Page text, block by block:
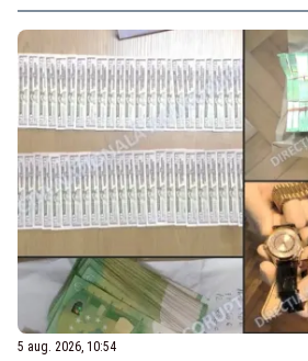
5 aug. 2026, 10:54